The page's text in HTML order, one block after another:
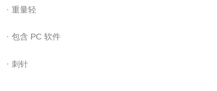
· 重量轻
· 包含 PC 软件
· 刺针